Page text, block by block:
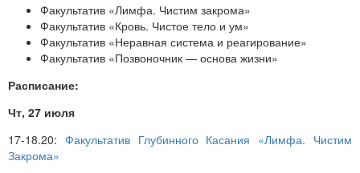
Факультатив «Лимфа. Чистим закрома»
Факультатив «Кровь. Чистое тело и ум»
Факультатив «Неравная система и реагирование»
Факультатив «Позвоночник — основа жизни»
Расписание:
Чт, 27 июля
17-18.20: Факультатив Глубинного Касания «Лимфа. Чистим
Закрома»